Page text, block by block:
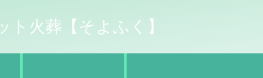
ト火葬【そよふく】